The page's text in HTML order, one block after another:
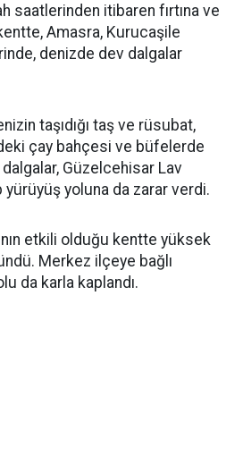
saatlerinden itibaren fırtına ve
Amasra, Kurucaşile
denizde dev dalgalar
taşıdığı taş ve rüsubat,
çay bahçesi ve büfelerde
Güzelcehisar Lav
yürüyüş yoluna da zarar verdi.
etkili olduğu kentte yüksek
Merkez ilçeye bağlı
da karla kaplandı.